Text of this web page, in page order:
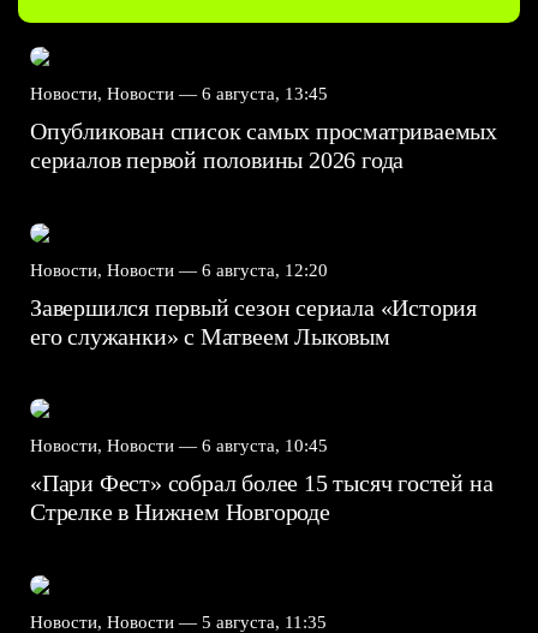
Новости, Новости — 6 августа, 13:45
Опубликован список самых просматриваемых
сериалов первой половины 2026 года
Новости, Новости — 6 августа, 12:20
Завершился первый сезон сериала «История
его служанки» с Матвеем Лыковым
Новости, Новости — 6 августа, 10:45
«Пари Фест» собрал более 15 тысяч гостей на
Стрелке в Нижнем Новгороде
Новости, Новости — 5 августа, 11:35